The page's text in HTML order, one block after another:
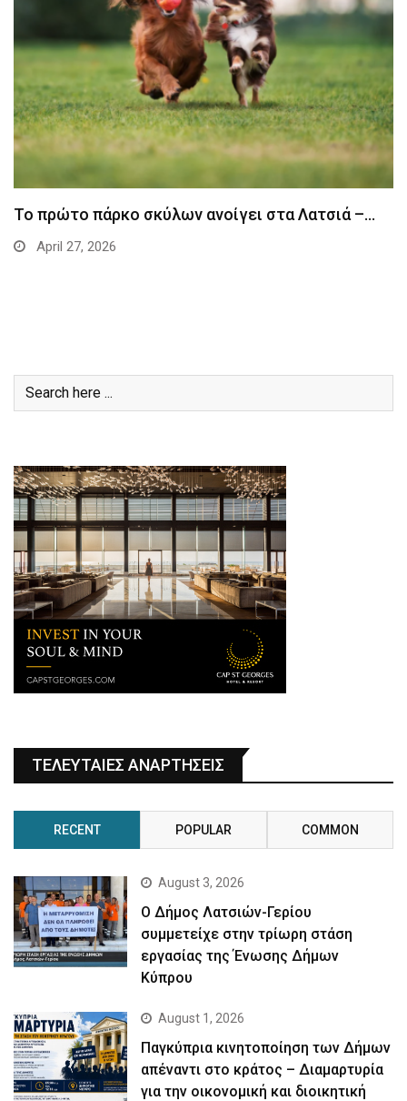
Το πρώτο πάρκο σκύλων ανοίγει στα Λατσιά –…
April 27, 2026
ΤΕΛΕΥΤΑΙΕΣ ΑΝΑΡΤΗΣΕΙΣ
RECENT POPULAR COMMON
August 3, 2026
Ο Δήμος Λατσιών-Γερίου
συμμετείχε στην τρίωρη στάση
εργασίας της Ένωσης Δήμων
Κύπρου
August 1, 2026
Παγκύπρια κινητοποίηση των Δήμων
απέναντι στο κράτος – Διαμαρτυρία
για την οικονομική και διοικητική